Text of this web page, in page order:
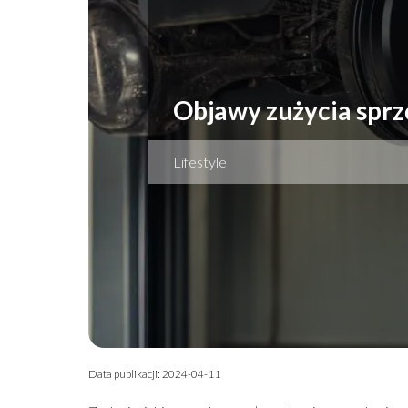
Objawy zużycia
Lifestyle
Data publikacji: 2024-04-11